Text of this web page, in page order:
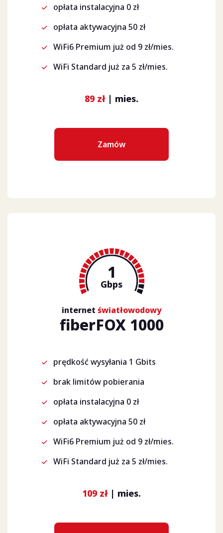
opłata instalacyjna 0 zł
opłata aktywacyjna 50 zł
WiFi6 Premium już od 9 zł/mies.
WiFi Standard już za 5 zł/mies.
89 zł | mies.
Zamów
1
Gbps
internet światłowodowy
fiberFOX 1000
prędkość wysyłania 1 Gbits
brak limitów pobierania
opłata instalacyjna 0 zł
opłata aktywacyjna 50 zł
WiFi6 Premium już od 9 zł/mies.
WiFi Standard już za 5 zł/mies.
109 zł | mies.